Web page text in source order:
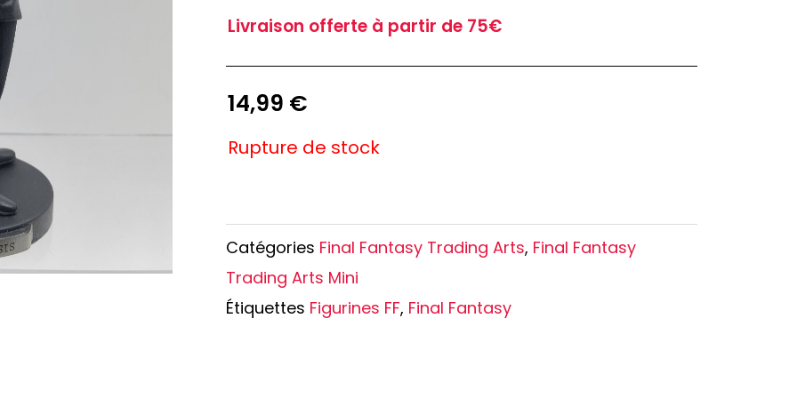
Conan
Promised Neverland
Overlord
Hell's Paradise
Autres Animes
Livraison offerte à partir de 75€
14,99 €
Rupture de stock
Catégories Final Fantasy Trading Arts, Final Fantasy
Trading Arts Mini
Étiquettes Figurines FF, Final Fantasy